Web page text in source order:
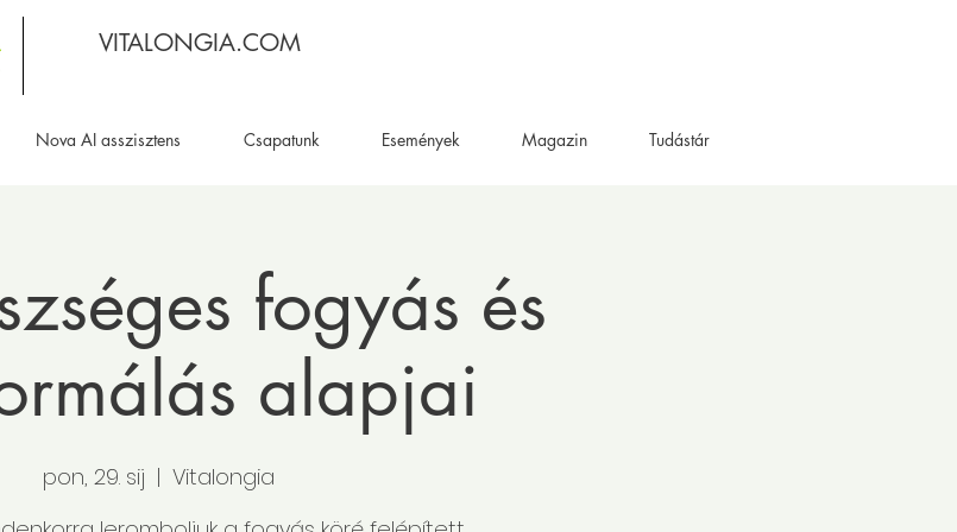
VITALONGIA.COM
Nova AI asszisztens Csapatunk Események Magazin Tudástár
fogyás és
alapjai
pon, 29. sij
  |
Vitalongia